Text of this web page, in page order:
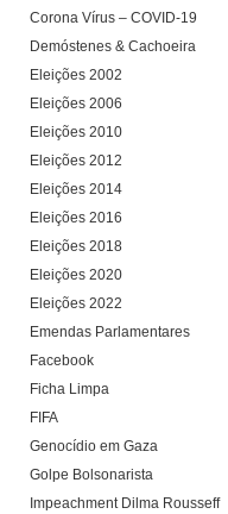
Corona Vírus – COVID-19
Demóstenes & Cachoeira
Eleições 2002
Eleições 2006
Eleições 2010
Eleições 2012
Eleições 2014
Eleições 2016
Eleições 2018
Eleições 2020
Eleições 2022
Emendas Parlamentares
Facebook
Ficha Limpa
FIFA
Genocídio em Gaza
Golpe Bolsonarista
Impeachment Dilma Rousseff